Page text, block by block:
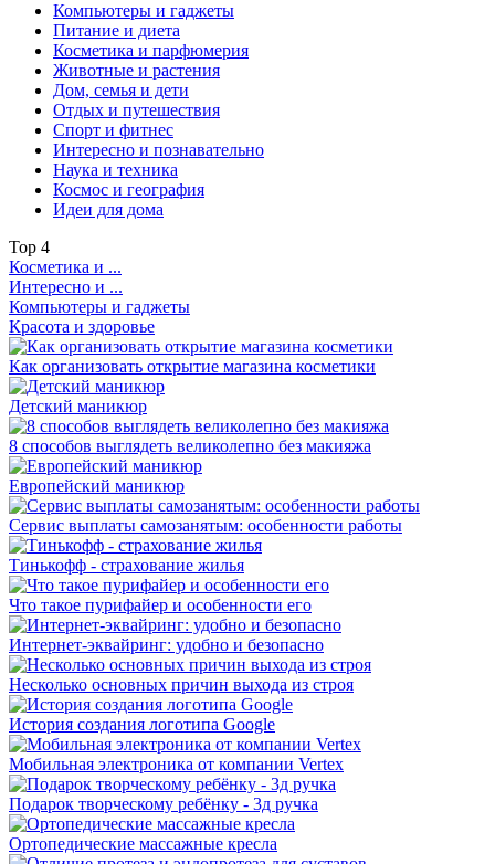
Компьютеры и гаджеты
Питание и диета
Косметика и парфюмерия
Животные и растения
Дом, семья и дети
Отдых и путешествия
Спорт и фитнес
Интересно и познавательно
Наука и техника
Космос и география
Идеи для дома
Top 4
Косметика и ...
Интересно и ...
Компьютеры и гаджеты
Красота и здоровье
Как организовать открытие магазина косметики
Детский маникюр
8 способов выглядеть великолепно без макияжа
Европейский маникюр
Сервис выплаты самозанятым: особенности работы
Тинькофф - страхование жилья
Что такое пурифайер и особенности его
Интернет-эквайринг: удобно и безопасно
Несколько основных причин выхода из строя
История создания логотипа Google
Мобильная электроника от компании Vertex
Подарок творческому ребёнку - 3д ручка
Ортопедические массажные кресла